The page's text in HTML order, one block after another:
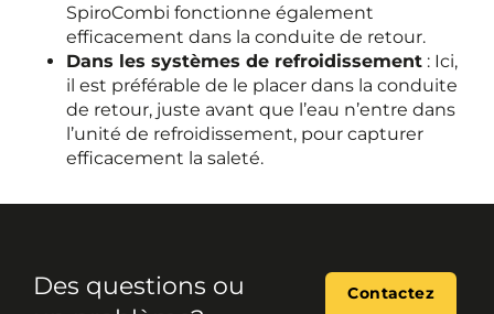
SpiroCombi fonctionne également
efficacement dans la conduite de retour.
Dans les systèmes de refroidissement : Ici,
il est préférable de le placer dans la conduite
de retour, juste avant que l’eau n’entre dans
l’unité de refroidissement, pour capturer
efficacement la saleté.
Des questions ou
Contactez